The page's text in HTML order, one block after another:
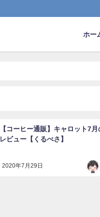
ホー
【コーヒー通販】キャロット7月
レビュー【くるべさ】
2020年7月29日